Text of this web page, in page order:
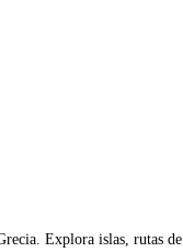
Explora islas, rutas de